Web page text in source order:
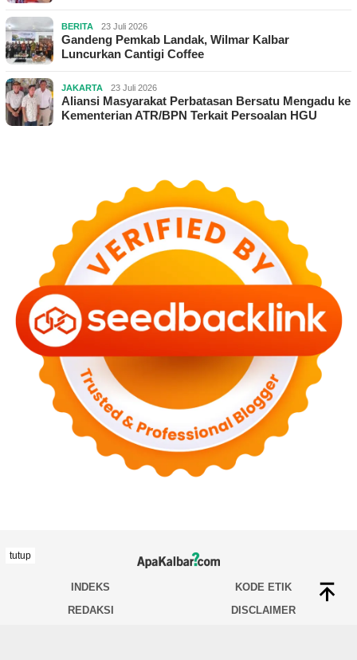
BERITA 23 Juli 2026
Gandeng Pemkab Landak, Wilmar Kalbar
Luncurkan Cantigi Coffee
JAKARTA 23 Juli 2026
Aliansi Masyarakat Perbatasan Bersatu Mengadu ke
Kementerian ATR/BPN Terkait Persoalan HGU
INDEKS
KODE ETIK
REDAKSI
DISCLAIMER
tutup